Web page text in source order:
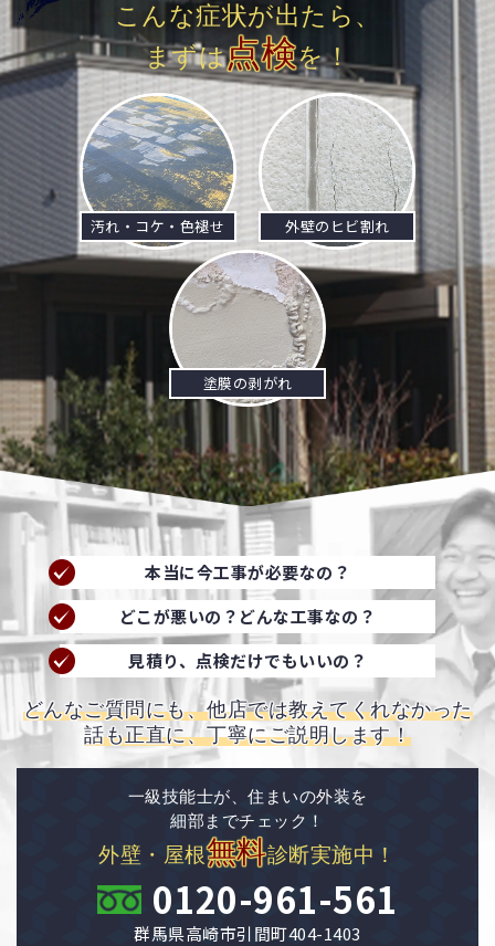
こんな症状が出たら、
まずは点検を！
汚れ・コケ・色褪せ 外壁のヒビ割れ
塗膜の剥がれ
本当に今工事が必要なの？
どこが悪いの？どんな工事なの？
見積り、点検だけでもいいの？
どんなご質問にも、他店では教えてくれなかった
話も正直に、丁寧にご説明します！
一級技能士が、住まいの外装を
細部までチェック！
外壁・屋根無料診断実施中！
0120-961-561
群馬県高崎市引間町404-1403